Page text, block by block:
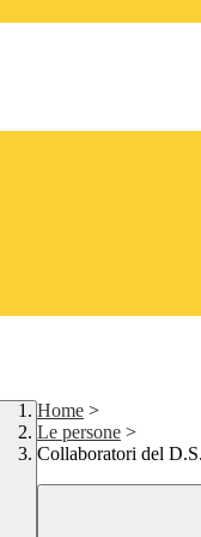
Home >
Le persone >
Collaboratori del